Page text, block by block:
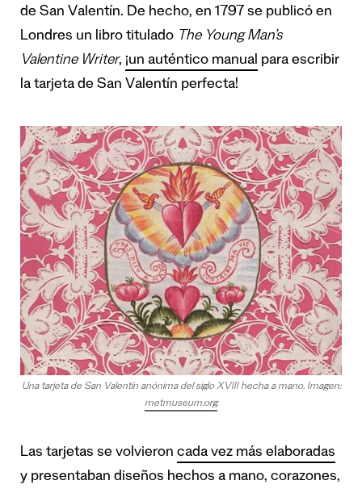
de San Valentín. De hecho, en 1797 se publicó en
Londres un libro titulado The Young Man’s
Valentine Writer, ¡un auténtico manual para escribir
la tarjeta de San Valentín perfecta!
Una tarjeta de San Valentín anónima del siglo XVIII hecha a mano. Imagen:
metmuseum.org
Las tarjetas se volvieron cada vez más elaboradas
y presentaban diseños hechos a mano, corazones,